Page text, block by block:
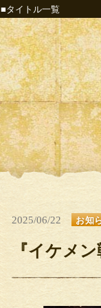
■タイトル一覧
2025/06/22 お知
『イケメ